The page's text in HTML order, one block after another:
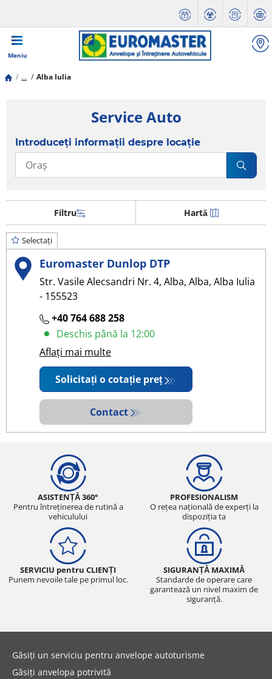
Meniu
... Alba Iulia
Service Auto
Introduceți informații despre locație
Filtru Hartă
Selectați
Euromaster Dunlop DTP
Str. Vasile Alecsandri Nr. 4, Alba, Alba, Alba Iulia
- 155523
+40 764 688 258
Deschis până la 12:00
Aflați mai multe
Solicitați o cotație preț
Contact
ASISTENȚĂ 360°
Pentru întreținerea de rutină a
vehiculului
PROFESIONALISM
O rețea națională de experți la
dispoziția ta
SERVICIU pentru CLIENȚI
Punem nevoile tale pe primul loc.
SIGURANȚĂ MAXIMĂ
Standarde de operare care
garantează un nivel maxim de
siguranță.
Găsiți un serviciu pentru anvelope autoturisme
Găsiți anvelopa potrivită